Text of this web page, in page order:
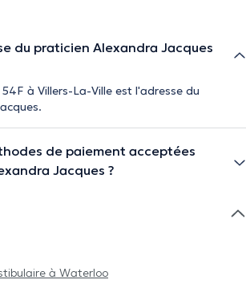
du praticien Alexandra Jacques
54F à Villers-La-Ville est l'adresse du
de paiement acceptées
Jacques ?
à Waterloo